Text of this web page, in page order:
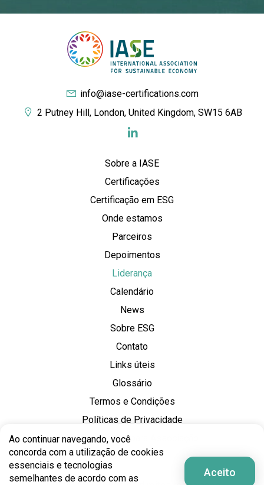
info@iase-certifications.com
2 Putney Hill, London, United Kingdom, SW15 6AB
Sobre a IASE
Certificações
Certificação em ESG
Onde estamos
Parceiros
Depoimentos
Liderança
Calendário
News
Sobre ESG
Contato
Links úteis
Glossário
Termos e Condições
Políticas de Privacidade
IASE – Termos para Associação
Ao continuar navegando, você
concorda com a utilização de cookies
essenciais e tecnologias
semelhantes de acordo com as
Aceito